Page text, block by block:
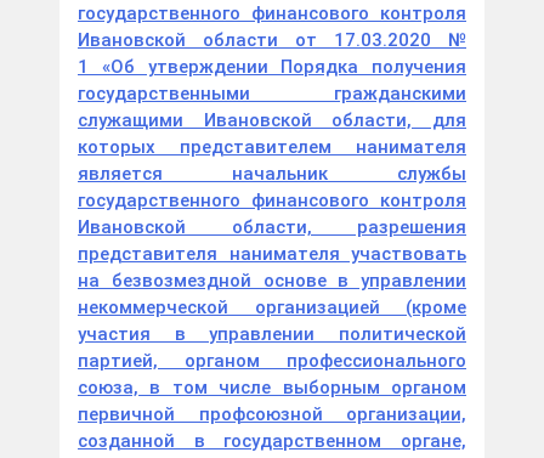
государственного финансового контроля
Ивановской области от 17.03.2020 №
1 «Об утверждении Порядка получения
государственными гражданскими
служащими Ивановской области, для
которых представителем нанимателя
является начальник службы
государственного финансового контроля
Ивановской области, разрешения
представителя нанимателя участвовать
на безвозмездной основе в управлении
некоммерческой организацией (кроме
участия в управлении политической
партией, органом профессионального
союза, в том числе выборным органом
первичной профсоюзной организации,
созданной в государственном органе,